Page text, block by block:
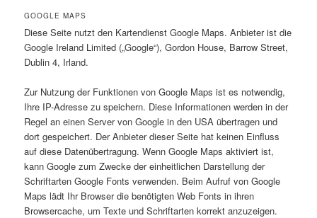
GOOGLE MAPS
Diese Seite nutzt den Kartendienst Google Maps. Anbieter ist die
Google Ireland Limited („Google“), Gordon House, Barrow Street,
Dublin 4, Irland.
Zur Nutzung der Funktionen von Google Maps ist es notwendig,
Ihre IP-Adresse zu speichern. Diese Informationen werden in der
Regel an einen Server von Google in den USA übertragen und
dort gespeichert. Der Anbieter dieser Seite hat keinen Einfluss
auf diese Datenübertragung. Wenn Google Maps aktiviert ist,
kann Google zum Zwecke der einheitlichen Darstellung der
Schriftarten Google Fonts verwenden. Beim Aufruf von Google
Maps lädt Ihr Browser die benötigten Web Fonts in ihren
Browsercache, um Texte und Schriftarten korrekt anzuzeigen.